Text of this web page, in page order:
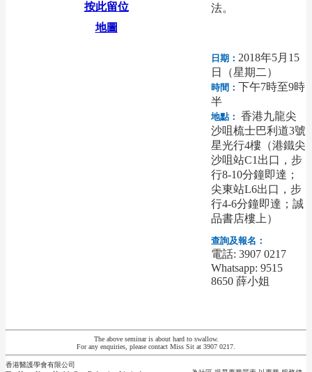
按此留位
地圖
法。
日期： 2018年5月15
日（星期二）
時間： 下午7時至9時
半
地點： 香港九龍尖
沙咀梳士巴利道3號
星光行4樓（港鐵尖
沙咀站C1出口，步
行8-10分鐘即達；
尖東站L6出口，步
行4-6分鐘即達；誠
品書店樓上）
查詢及報名：
電話: 3907 0217
Whatsapp: 9515
8650 薛小姐
The above seminar is about hard to swallow.
For any enquiries, please contact Miss Sit at 3907 0217.
香港醫護學會有限公司